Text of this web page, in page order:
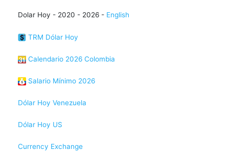
Dolar Hoy - 2020 - 2026 - English
TRM Dólar Hoy
Calendario 2026 Colombia
Salario Mínimo 2026
Dólar Hoy Venezuela
Dólar Hoy US
Currency Exchange